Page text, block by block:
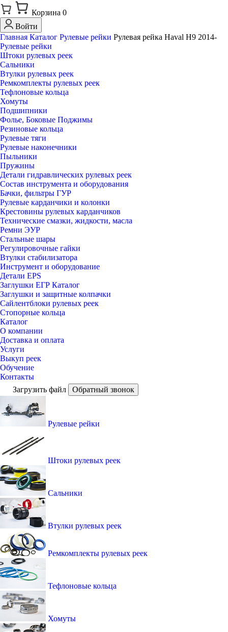
Корзина 0
Войти
Главная Каталог Рулевые рейки Рулевая рейка Haval H9 2014-
Рулевые рейки
Штоки рулевых реек
Сальники
Втулки рулевых реек
Ремкомплекты рулевых реек
Тефлоновые кольца
Хомуты
Подшипники
Фолье, Боковые Поджимы
Резиновые кольца
Рулевые тяги
Рулевые наконечники
Пыльники
Пружины
Детали гидравлических рулевых реек
Состав инструмента и оборудования
Бачки, фильтры ГУР
Рулевые карданчики и колонки
Крестовины рулевых карданчиков
Технические смазки, жидкости, масла
Ремни ЭУР
Стальные шары
Регулировочные гайки
Втулки стабилизатора
Инструмент и оборудование
Детали EPS
Заглушки ЕГР Каталог
Заглушки и защитные колпачки
Сайлентблоки рулевых реек
Стопорные кольца
Каталог
О компании
Доставка и оплата
Услуги
Выкуп реек
Обучение
Контакты
Загрузить файл
Обратный звонок
Рулевые рейки
Штоки рулевых реек
Сальники
Втулки рулевых реек
Ремкомплекты рулевых реек
Тефлоновые кольца
Хомуты